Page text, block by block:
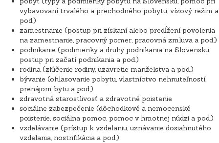
vybavovaní trvalého a prechodného pobytu, vízový režim a
pod.)
zamestnanie (postup pri získaní alebo predĺžení povolenia
na zamestnanie, pracovný pomer, pracovná zmluva a pod.)
podnikanie (podmienky a druhy podnikania na Slovensku,
postup pri začatí podnikania a pod.)
rodina (zlúčenie rodiny, uzavretie manželstva a pod.)
bývanie (ohlasovanie pobytu, vlastníctvo nehnuteľností,
prenájom bytu a pod.)
zdravotná starostlivosť a zdravotné poistenie
sociálne zabezpečenie (dôchodkové a nemocenské
poistenie, sociálna pomoc, pomoc v hmotnej núdzi a pod.)
vzdelávanie (prístup k vzdelaniu, uznávanie dosiahnutého
vzdelania, nostrifikácia a pod.)